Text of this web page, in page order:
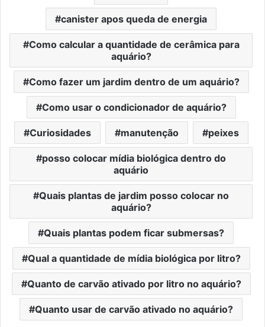
canister apos queda de energia
Como calcular a quantidade de cerâmica para
aquário?
Como fazer um jardim dentro de um aquário?
Como usar o condicionador de aquário?
Curiosidades manutenção peixes
posso colocar mídia biológica dentro do
aquário
Quais plantas de jardim posso colocar no
aquário?
Quais plantas podem ficar submersas?
Qual a quantidade de mídia biológica por litro?
Quanto de carvão ativado por litro no aquário?
Quanto usar de carvão ativado no aquário?